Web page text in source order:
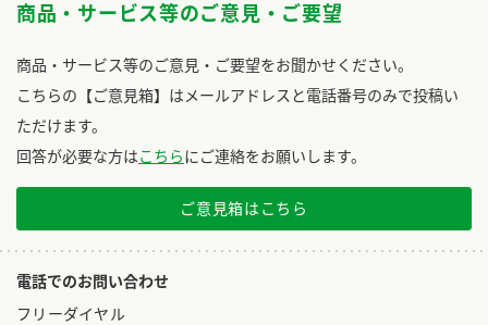
商品・サービス等のご意見・ご要望
商品・サービス等のご意見・ご要望をお聞かせください。
こちらの【ご意見箱】はメールアドレスと電話番号のみで投稿い
ただけます。
回答が必要な方はこちらにご連絡をお願いします。
ご意見箱はこちら
電話でのお問い合わせ
フリーダイヤル